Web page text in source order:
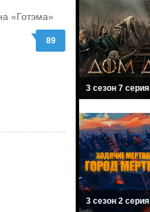
«Готэма»
89
3 сезон 7 серия
3 сезон 2 серия